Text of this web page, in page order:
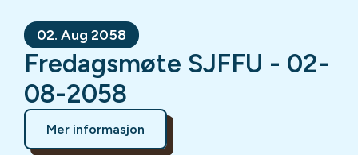
02. Aug 2058
Fredagsmøte SJFFU - 02-
08-2058
Mer informasjon